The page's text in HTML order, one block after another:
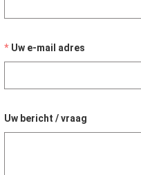
Uw e-mail adres
Uw bericht / vraag